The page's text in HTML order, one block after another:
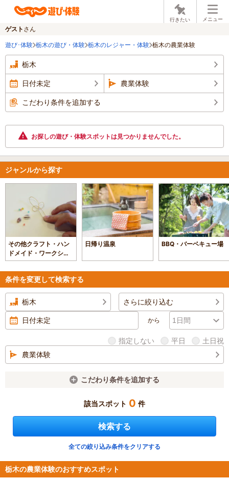
行きたい メニュー
ゲスト さん
遊び･体験 栃木の遊び・体験 栃木のレジャー・体験 栃木の農業体験
栃木
日付未定 農業体験
こだわり条件を追加する
お探しの遊び・体験スポットは見つかりませんでした。
ジャンルから探す
その他クラフト・ハン
ドメイド・ワークショ
ップ
日帰り温泉 BBQ・バーベキュー場
条件を変更して検索する
栃木 さらに絞り込む
から
指定しない 平日 土日祝
農業体験
こだわり条件を追加する
該当スポット 0 件
検索する
全ての絞り込み条件をクリアする
栃木の農業体験のおすすめスポット